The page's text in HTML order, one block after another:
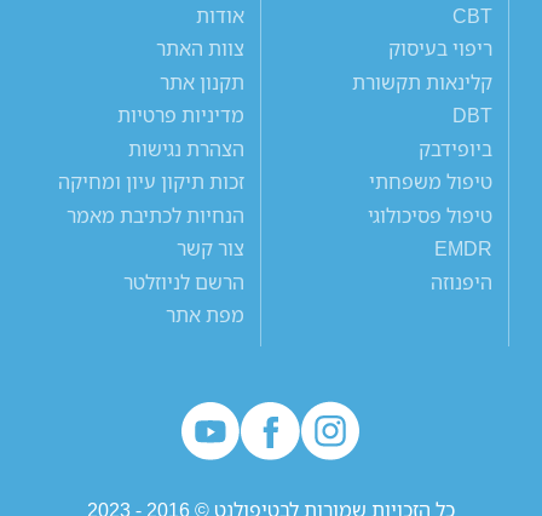
CBT
ריפוי בעיסוק
קלינאות תקשורת
DBT
ביופידבק
טיפול משפחתי
טיפול פסיכולוגי
EMDR
היפנוזה
אודות
צוות האתר
תקנון אתר
מדיניות פרטיות
הצהרת נגישות
זכות תיקון עיון ומחיקה
הנחיות לכתיבת מאמר
צור קשר
הרשם לניוזלטר
מפת אתר
כל הזכויות שמורות לבטיפולנט © 2016 - 2023